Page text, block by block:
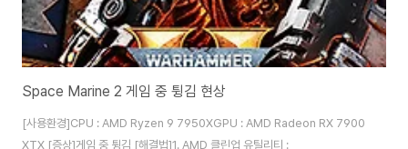
Space Marine 2 게임 중 튕김 현상
[사용환경]CPU : AMD Ryzen 9 7950XGPU : AMD Radeon RX 7900
XTX [증상]게임 중 튕김 [해결법]1. AMD 클린업 유틸리티 :